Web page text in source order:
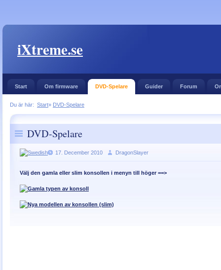
iXtreme.se
Start Om firmware DVD-Spelare Guider Forum
Du är här: Start» DVD-Spelare
DVD-Spelare
17. December 2010 DragonSlayer
Välj den gamla eller slim konsollen i menyn till höger ==>